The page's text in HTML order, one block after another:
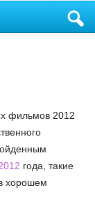
фильмов 2012
года, такие
хорошем